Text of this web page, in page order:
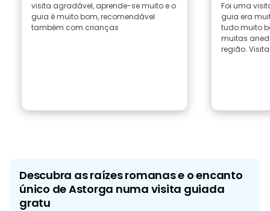
visita agradável, aprende-se muito e o
guia é muito bom, recomendável
também com crianças
Foi uma
guia era
tudo muito
muitas
região.
Descubra as raízes romanas e o encanto
único de Astorga numa visita guiada
gratu